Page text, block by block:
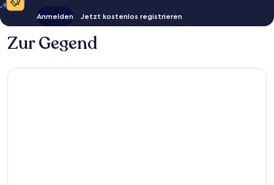
Anmelden Jetzt kostenlos registrieren
Zur Gegend